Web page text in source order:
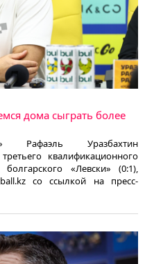
дома сыграть более
Рафаэль Уразбахтин
квалификационного
«Левски» (0:1),
со ссылкой на пресс-